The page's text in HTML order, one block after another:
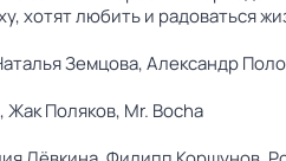
хотят любить и радоваться
Земцова,Александр
Жак Поляков, Mr. Bocha